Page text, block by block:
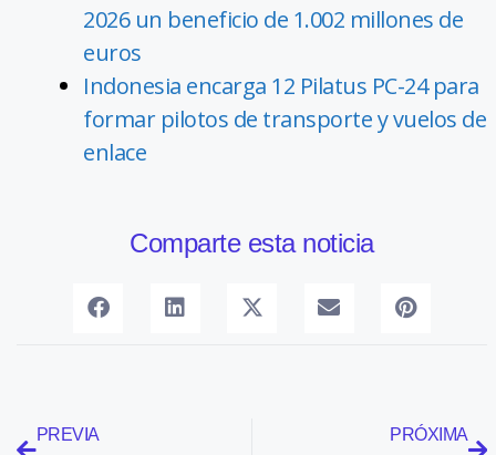
2026 un beneficio de 1.002 millones de
euros
Indonesia encarga 12 Pilatus PC-24 para
formar pilotos de transporte y vuelos de
enlace
Comparte esta noticia
PREVIA PRÓXIMA